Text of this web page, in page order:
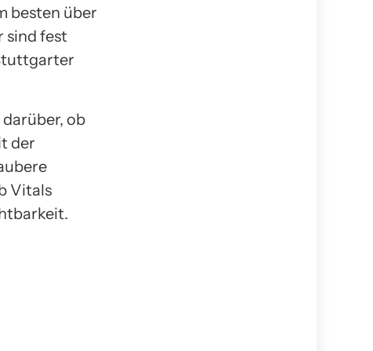
besten über
sind fest
ob
der
Vitals